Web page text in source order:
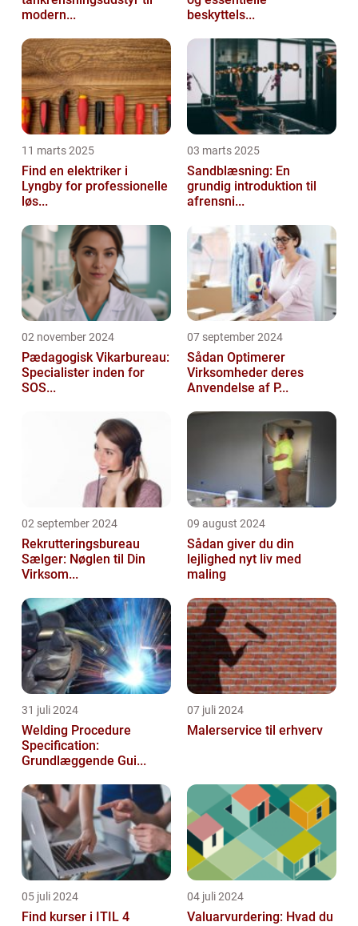
modern...
beskyttels...
11 marts 2025
Find en elektriker i
Lyngby for professionelle
løs...
03 marts 2025
Sandblæsning: En
grundig introduktion til
afrensni...
02 november 2024
Pædagogisk Vikarbureau:
Specialister inden for
SOS...
07 september 2024
Sådan Optimerer
Virksomheder deres
Anvendelse af P...
02 september 2024
Rekrutteringsbureau
Sælger: Nøglen til Din
Virksom...
09 august 2024
Sådan giver du din
lejlighed nyt liv med
maling
31 juli 2024
Welding Procedure
Specification:
Grundlæggende Gui...
07 juli 2024
Malerservice til erhverv
05 juli 2024
Find kurser i ITIL 4
04 juli 2024
Valuarvurdering: Hvad du